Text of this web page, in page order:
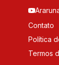
Contato
Política
Termos